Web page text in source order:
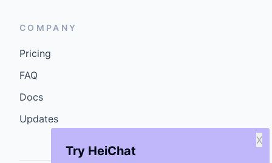
Try HeiChat
X
COMPANY
Pricing
FAQ
Docs
Updates